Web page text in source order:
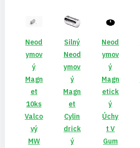
Neod
Ymov
Ý
Magn
Et
10ks
Valco
Vý
MW
Silný
Neod
Ymov
Ý
Magn
Et
Cylin
Drick
Ý
Neod
Ymov
Ý
Magn
Etick
Ý
Úchy
T V
Gum